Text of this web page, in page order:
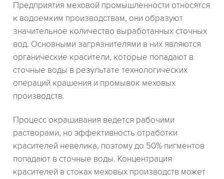
Предприятия меховой промышленности относятся
к водоемким производствам, они образуют
значительное количество выработанных сточных
вод. Основными загрязнителями в них являются
органические красители, которые попадают в
сточные воды в результате технологических
операций крашения и промывок меховых
производств.
Процесс окрашивания ведется рабочими
растворами, но эффективность отработки
красителей невелика, поэтому до 50% пигментов
попадают в сточные воды. Концентрация
красителей в стоках меховых производств может